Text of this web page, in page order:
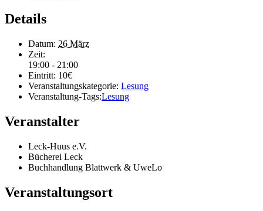
Details
Datum: 26 März
Zeit:
19:00 - 21:00
Eintritt: 10€
Veranstaltungskategorie: Lesung
Veranstaltung-Tags:Lesung
Veranstalter
Leck-Huus e.V.
Bücherei Leck
Buchhandlung Blattwerk & UweLo
Veranstaltungsort